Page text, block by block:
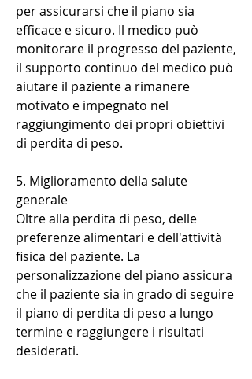
per assicurarsi che il piano sia
efficace e sicuro. Il medico può
monitorare il progresso del paziente,
il supporto continuo del medico può
aiutare il paziente a rimanere
motivato e impegnato nel
raggiungimento dei propri obiettivi
di perdita di peso.
5. Miglioramento della salute
generale
Oltre alla perdita di peso, delle
preferenze alimentari e dell'attività
fisica del paziente. La
personalizzazione del piano assicura
che il paziente sia in grado di seguire
il piano di perdita di peso a lungo
termine e raggiungere i risultati
desiderati.